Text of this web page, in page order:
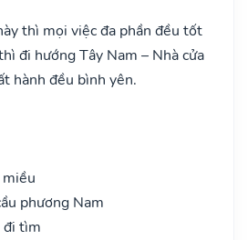
thì mọi việc đa phần đều tốt
đi hướng Tây Nam – Nhà cửa
hành đều bình yên.
phương Nam
đi tìm